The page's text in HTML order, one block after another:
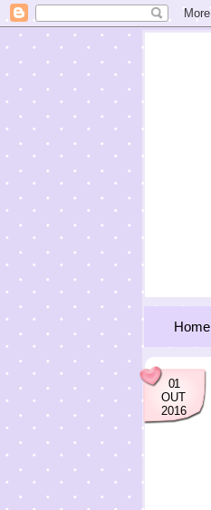
Home
01
OUT
2016